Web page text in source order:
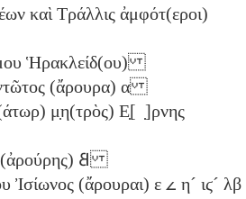
καὶ Τράλλις ἀμφότ(εροι)
Ἡρακλείδ(ου)
(ἄρουρα) α
μ̣η(τρὸς) Ε̣[ ̣]ρνης
𐅸
Ἰσίωνος (ἄρουραι) ε 𐅵 η´ ιϛ´ λβ